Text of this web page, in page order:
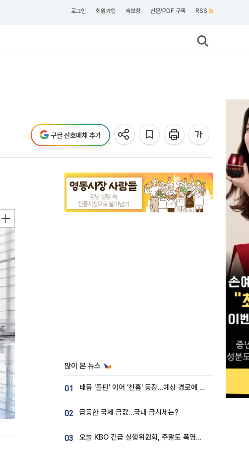
로그인 회원가입 속보창 신문/PDF 구독 RSS
구글 선호매체 추가
많이 본 뉴스
01 태풍 '돌핀' 이어 '찬홈' 등장…예상 경로에 한국 '한숨'
02 급등한 국제 금값…국내 금시세는?
03 오늘 KBO 긴급 실행위원회, 주말도 폭염취소 될까